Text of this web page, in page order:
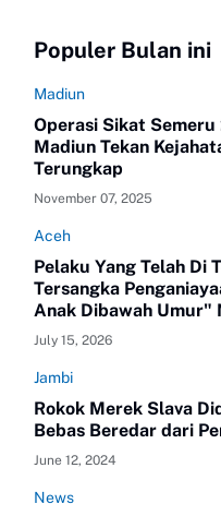
Populer Bulan ini
Madiun
Operasi Sikat
Madiun Tekan
Terungkap
November 07, 2025
Aceh
Pelaku Yang Telah Di
Tersangka
Anak Dibawah Umur"
Melenggang Bebas
ATAM
July 15, 2026
Jambi
Rokok Merek Slava
Bebas Beredar dari
June 12, 2024
News